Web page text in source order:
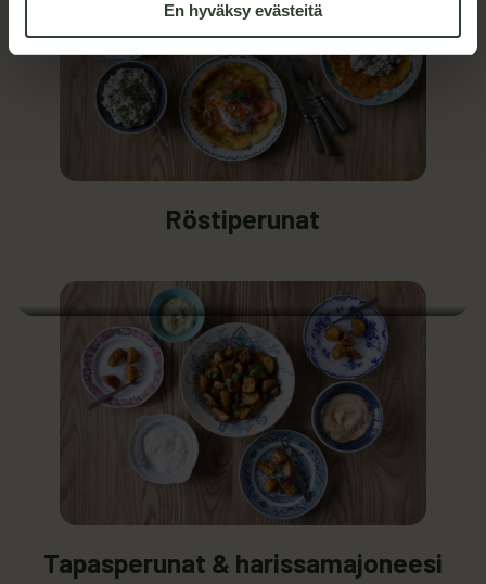
En hyväksy evästeitä
Röstiperunat
Tapasperunat & harissamajoneesi
: Tapasperunat & harissamajoneesi